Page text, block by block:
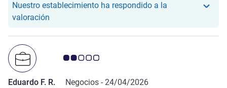
Nuestro establecimiento ha respondido a la
valoración
Nota de clientes de Avis 2.0/5
Eduardo F. R. Negocios - 24/04/2026